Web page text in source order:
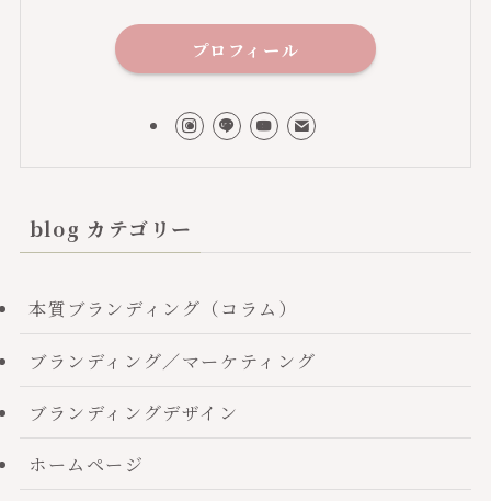
プロフィール
blog カテゴリー
本質ブランディング（コラム）
ブランディング／マーケティング
ブランディングデザイン
ホームページ